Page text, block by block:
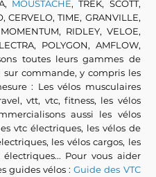
MOUSTACHE, TREK, SCOTT,
CERVELO, TIME, GRANVILLE,
RIDLEY, VELOE,
POLYGON, AMFLOW,
toutes leurs gammes de
commande, y compris les
: Les vélos musculaires
vtt, vtc, fitness, les vélos
aussi les vélos
vtc électriques, les vélos de
les vélos cargos, les
Pour vous aider
guides vélos :Guide des VTC